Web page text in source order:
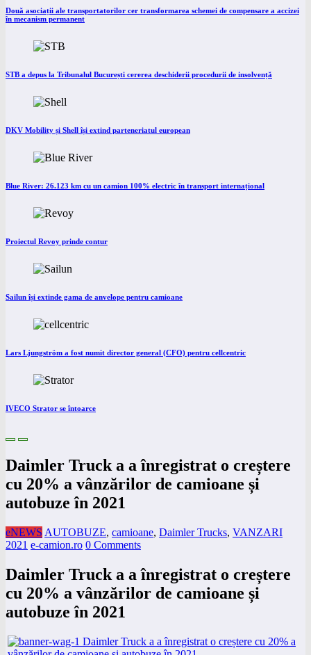
Două asociații ale transportatorilor cer transformarea schemei de compensare a accizei
în mecanism permanent
STB a depus la Tribunalul București cererea deschiderii procedurii de insolvență
DKV Mobility și Shell își extind parteneriatul european
Blue River: 26.123 km cu un camion 100% electric în transport internațional
Proiectul Revoy prinde contur
Sailun își extinde gama de anvelope pentru camioane
Lars Ljungström a fost numit director general (CFO) pentru cellcentric
IVECO Strator se întoarce
Daimler Truck a a înregistrat o creștere
cu 20% a vânzărilor de camioane și
autobuze în 2021
eNEWS AUTOBUZE, camioane, Daimler Trucks, VANZARI
2021 e-camion.ro 0 Comments
Daimler Truck a a înregistrat o creștere
cu 20% a vânzărilor de camioane și
autobuze în 2021